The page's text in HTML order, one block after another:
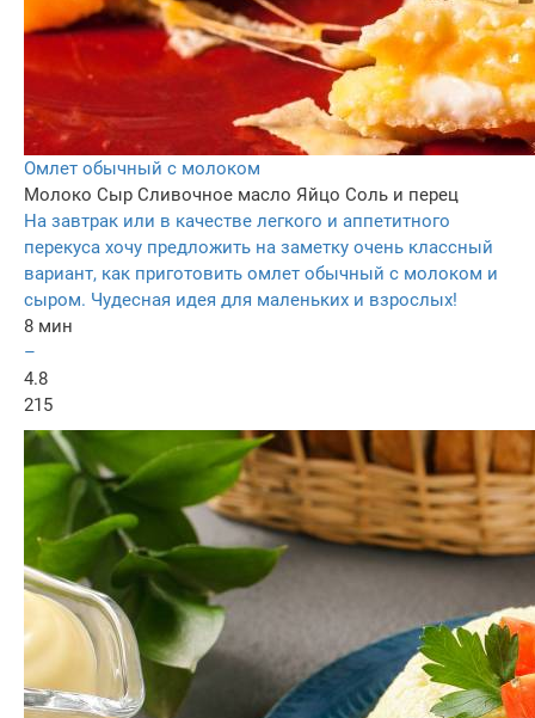
Омлет обычный с молоком
Молоко Сыр Сливочное масло Яйцо Соль и перец
На завтрак или в качестве легкого и аппетитного
перекуса хочу предложить на заметку очень классный
вариант, как приготовить омлет обычный с молоком и
сыром. Чудесная идея для маленьких и взрослых!
8 мин
–
4.8
215